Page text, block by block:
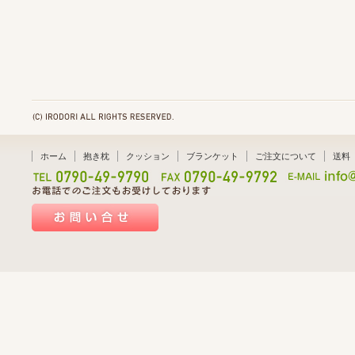
ホーム 抱き枕 クッション ブランケット ご注文について 送料